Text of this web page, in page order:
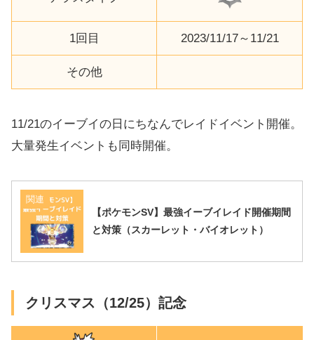
1回目 2023/11/17～11/21
その他
11/21のイーブイの日にちなんでレイドイベント開催。
大量発生イベントも同時開催。
関連
【ポケモンSV】最強イーブイレイド開催期間
と対策（スカーレット・バイオレット）
クリスマス（12/25）記念